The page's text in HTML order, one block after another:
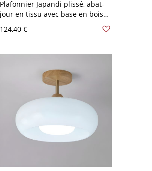
Plafonnier Japandi plissé, abat-
jour en tissu avec base en bois
massif pour chambre et couloir -
40,64 cm 110 V-120 V
124,40 €